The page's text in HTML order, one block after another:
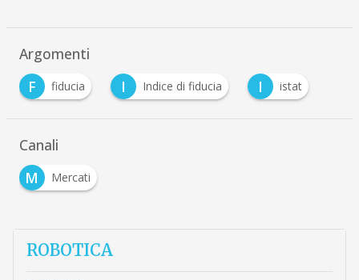
Argomenti
F
fiducia I Indice di fiducia I istat
Canali
M
Mercati
ROBOTICA